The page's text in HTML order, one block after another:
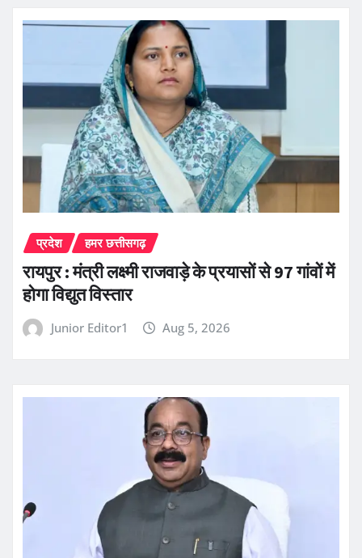
प्रदेश हमर छत्तीसगढ़
रायपुर : मंत्री लक्ष्मी राजवाड़े के प्रयासों से 97 गांवों में
होगा विद्युत विस्तार
Junior Editor1 Aug 5, 2026